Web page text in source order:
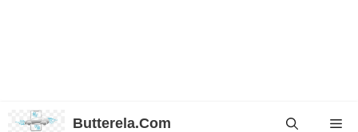
Butterela.Com